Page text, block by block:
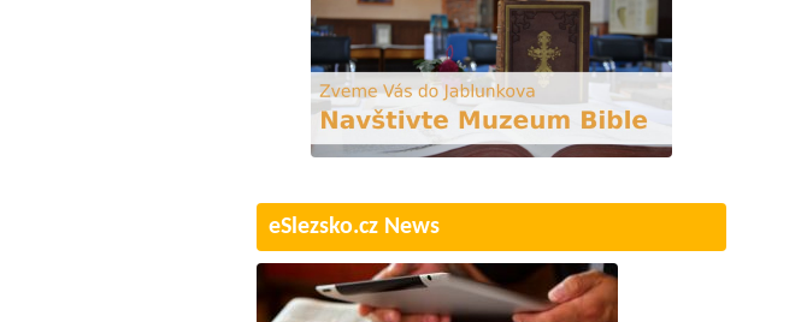
eSlezsko.cz News